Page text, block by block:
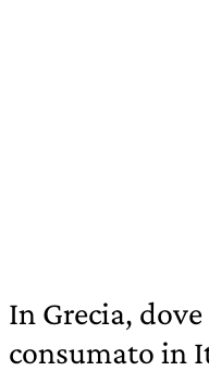
In Grecia,
consumato in